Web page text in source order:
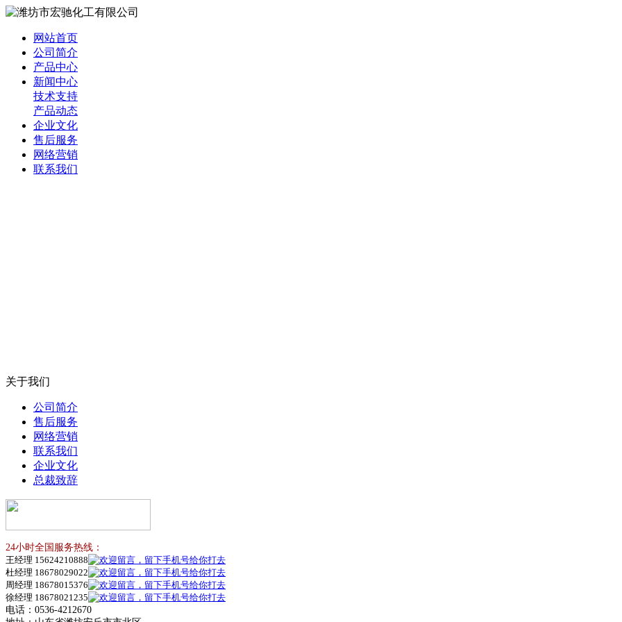
网站首页
公司简介
产品中心
新闻中心
技术支持
产品动态
企业文化
售后服务
网络营销
联系我们
关于我们
公司简介
售后服务
网络营销
联系我们
企业文化
总裁致辞
24小时全国服务热线：
王经理 15624210888
杜经理 18678029022
周经理 18678015376
徐经理 18678021235
电话：0536-4212670